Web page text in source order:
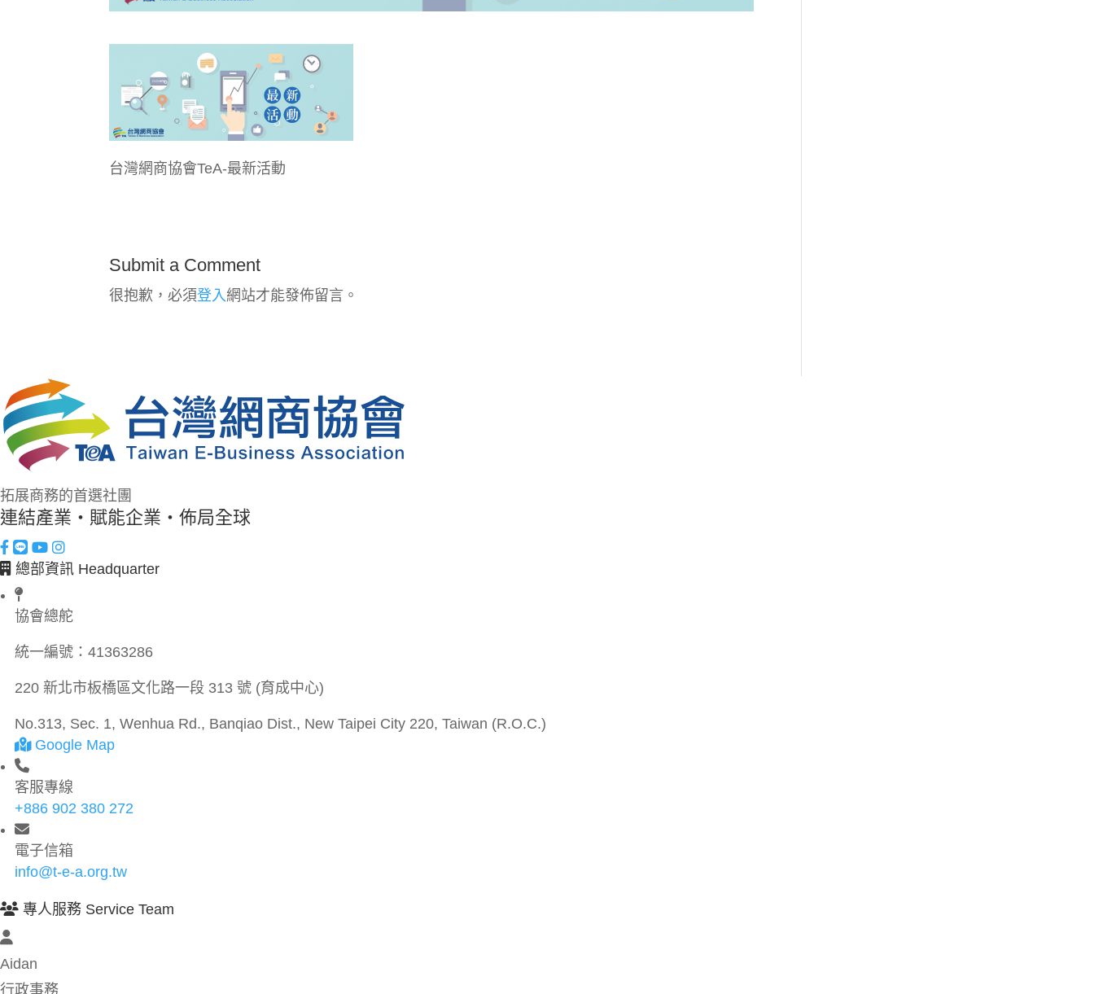
台灣網商協會TeA-最新活動
Submit a Comment
很抱歉，必須登入 網站才能發佈留言。
拓展商務的首選社團
連結產業・賦能企業・佈局全球
總部資訊 Headquarter
協會總舵
統一編號： 41363286
220 新北市板橋區文化路一段 313 號 (育成中心)
No.313, Sec. 1, Wenhua Rd., Banqiao Dist., New Taipei City 220, Taiwan (R.O.C.)
Google Map
客服專線
+886 902 380 272
電子信箱
info@t-e-a.org.tw
專人服務 Service Team
Aidan
行政事務